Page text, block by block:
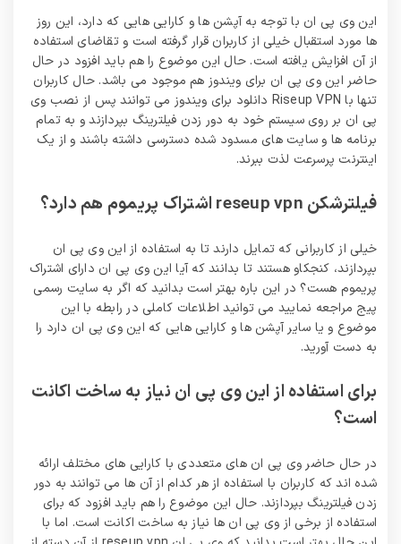
این وی پی ان با توجه به آپشن ها و کارایی هایی که دارد، این روز
ها مورد استقبال خیلی از کاربران قرار گرفته است و تقاضای استفاده
از آن افزایش یافته است. حال این موضوع را هم باید افزود در حال
حاضر این وی پی ان برای ویندوز هم موجود می باشد. حال کاربران
تنها با Riseup VPN دانلود برای ویندوز می‌ توانند پس از نصب وی
پی ان بر روی سیستم خود به دور زدن فیلترینگ بپردازند و به تمام
برنامه ها و سایت های مسدود شده دسترسی داشته باشند و از یک
اینترنت پرسرعت لذت ببرند.
فیلترشکن reseup vpn اشتراک پریموم هم دارد؟
خیلی از کاربرانی که تمایل دارند تا به استفاده از این وی پی ان
بپردازند، کنجکاو هستند تا بدانند که آیا این وی پی ان دارای اشتراک
پریموم هست؟ در این باره بهتر است بدانید که اگر به سایت رسمی
پیج مراجعه نمایید می توانید اطلاعات کاملی در رابطه با این
موضوع و یا سایر آپشن ها و کارایی هایی که این وی پی ان دارد را
به دست آورید.
برای استفاده از این وی پی ان نیاز به ساخت اکانت
است؟
در حال حاضر وی پی ان های متعددی با کارایی های مختلف ارائه
شده اند که کاربران با استفاده از هر کدام از آن ها می‌ توانند به دور
زدن فیلترینگ بپردازند. حال این موضوع را هم باید افزود که برای
استفاده از برخی از وی پی ان ها نیاز به ساخت اکانت است. اما با